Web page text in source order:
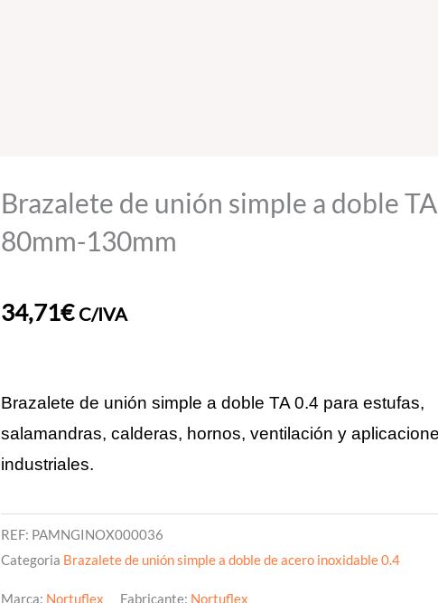
Brazalete de unión simple a doble
80mm-130mm
34,71€ C/IVA
Brazalete de unión simple a doble TA 0.4 para estufas,
salamandras, calderas, hornos, ventilación y
industriales.
REF: PAMNGINOX000036
Categoria Brazalete de unión simple a doble de acero inoxidable 0.4
Marca: Nortuflex Fabricante: Nortuflex